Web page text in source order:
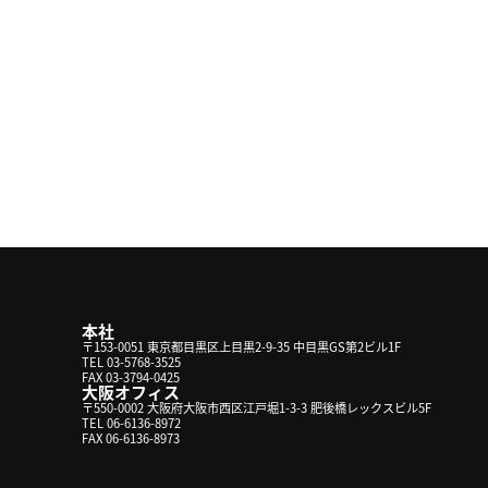
本社
〒153-0051 東京都目黒区上目黒2-9-35 中目黒GS第2ビル1F
TEL 03-5768-3525
FAX 03-3794-0425
大阪オフィス
〒550-0002 大阪府大阪市西区江戸堀1-3-3 肥後橋レックスビル5F
TEL 06-6136-8972
FAX 06-6136-8973